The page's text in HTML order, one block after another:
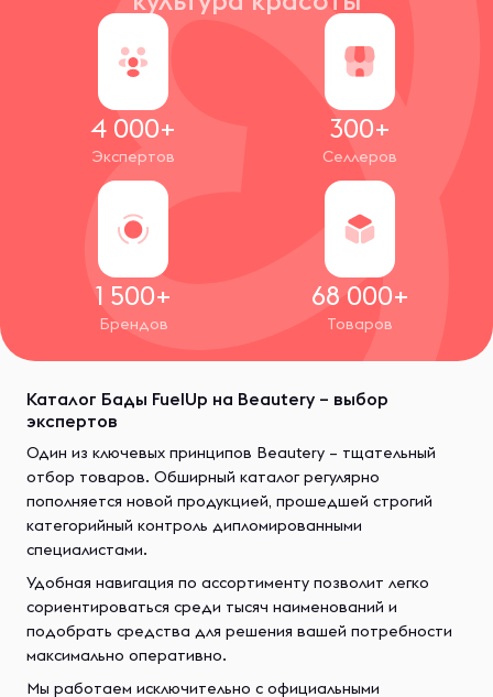
4 000+
Экспертов
300+
Селлеров
1 500+
Брендов
68 000+
Товаров
Каталог Бады FuelUp на Beautery – выбор
экспертов
Один из ключевых принципов Beautery – тщательный
отбор товаров. Обширный каталог регулярно
пополняется новой продукцией, прошедшей строгий
категорийный контроль дипломированными
специалистами.
Удобная навигация по ассортименту позволит легко
сориентироваться среди тысяч наименований и
подобрать средства для решения вашей потребности
максимально оперативно.
Мы работаем исключительно с официальными